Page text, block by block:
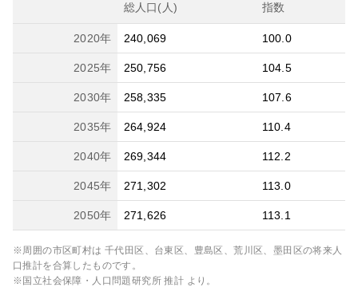
総人口(人) 指数
2020年 240,069 100.0
2025年 250,756 104.5
2030年 258,335 107.6
2035年 264,924 110.4
2040年 269,344 112.2
2045年 271,302 113.0
2050年 271,626 113.1
※周囲の市区町村は 千代田区、台東区、豊島区、荒川区、墨田区の将来人
口推計を合算したものです。
※国立社会保障・人口問題研究所 推計 より。